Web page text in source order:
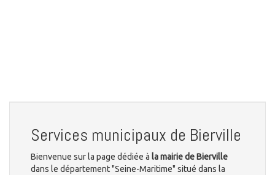
Services municipaux de Bierville
Bienvenue sur la page dédiée à la mairie de Bierville
dans le département "Seine-Maritime" situé dans la